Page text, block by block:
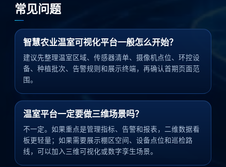
常见问题
智慧农业温室可视化平台一般怎么开始？
建议先整理温室区域、传感器清单、摄像机点位、环控设
备、种植批次、告警规则和展示终端，再确认首期页面范
围。
温室平台一定要做三维场景吗？
不一定。如果重点是管理指标、告警和报表，二维数据看
板更轻量；如果需要展示棚区空间、设备点位和巡检路
线，可以加入三维可视化或数字孪生场景。